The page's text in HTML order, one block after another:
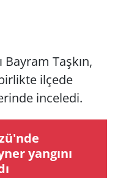
Taşkın,
ilçede
inceledi.
yangını